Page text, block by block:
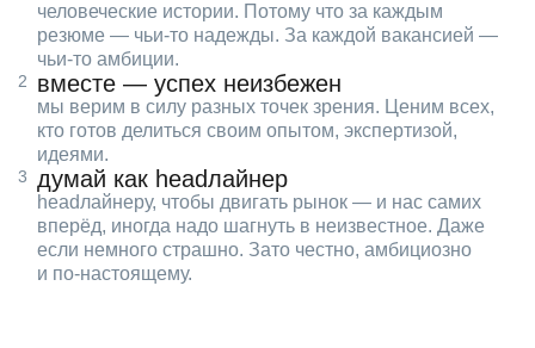
человеческие истории. Потому что за каждым
резюме — чьи‑то надежды. За каждой вакансией —
чьи‑то амбиции.
вместе — успех неизбежен
мы верим в силу разных точек зрения. Ценим всех,
кто готов делиться своим опытом, экспертизой,
идеями.
думай как headлайнер
headлайнеру, чтобы двигать рынок — и нас самих
вперёд, иногда надо шагнуть в неизвестное. Даже
если немного страшно. Зато честно, амбициозно
и по‑настоящему.